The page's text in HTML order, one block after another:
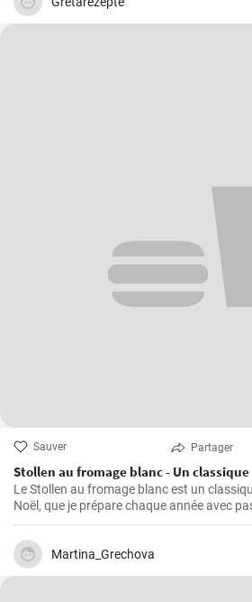
Sauver Partager
Stollen au fromage blanc - Un classique
Le Stollen au fromage blanc est un
Noël, que je prépare chaque année avec
j'ai perfectionné la recette et appris
j'aimerais partager avec vous. Le Stollen
moelleux et aromatique, et accompagne
thé ou de café chaud par une froide
Martina_Grechova